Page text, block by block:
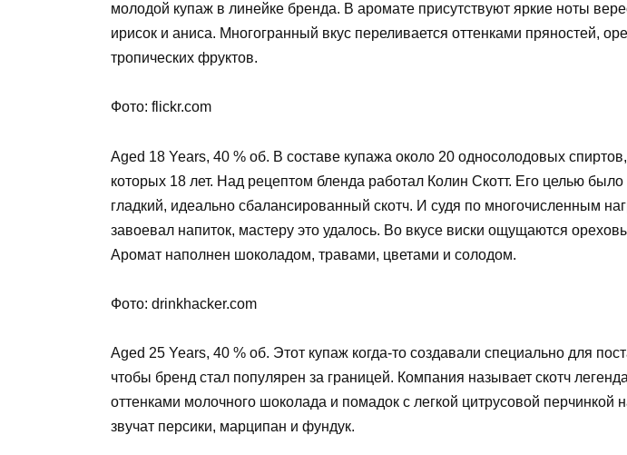
молодой купаж в линейке бренда. В аромате присутствуют яркие ноты
ирисок и аниса. Многогранный вкус переливается оттенками пряностей,
тропических фруктов.
Фото: flickr.com
Aged 18 Years, 40 % об. В составе купажа около 20 односолодовых
которых 18 лет. Над рецептом бленда работал Колин Скотт. Его целью
гладкий, идеально сбалансированный скотч. И судя по многочисленным
завоевал напиток, мастеру это удалось. Во вкусе виски ощущаются
Аромат наполнен шоколадом, травами, цветами и солодом.
Фото: drinkhacker.com
Aged 25 Years, 40 % об. Этот купаж когда-то создавали специально для
чтобы бренд стал популярен за границей. Компания называет скотч
оттенками молочного шоколада и помадок с легкой цитрусовой
звучат персики, марципан и фундук.